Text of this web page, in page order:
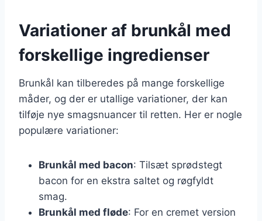
Variationer af brunkål med
forskellige ingredienser
Brunkål kan tilberedes på mange forskellige
måder, og der er utallige variationer, der kan
tilføje nye smagsnuancer til retten. Her er nogle
populære variationer:
Brunkål med bacon: Tilsæt sprødstegt
bacon for en ekstra saltet og røgfyldt
smag.
Brunkål med fløde: For en cremet version